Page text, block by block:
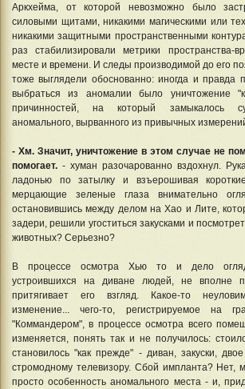
Аркхейма, от которой невозможно было
силовыми щитами, никакими магическими или
никакими защитными пространственными
раз стабилизировали метрики пространства-
месте и времени. И следы производимой до его
тоже выглядели обоснованно: иногда и правда
выбраться из аномалии было уничтожение
причинностей, на который замыкалось
аномального, вырванного из привычных
- Хм. Значит, уничтожение в этом случае не
помогает. - хуман разочарованно вздохнул.
ладонью по затылку и взъерошивая
мерцающие зеленые глаза внимательно
остановившись между делом на Хао и Лите,
задери, решили угоститься закусками и
животных? Серьезно?
В процессе осмотра Хью то и дело
устроившихся на диване людей, не вполне
притягивает его взгляд. Какое-то
изменение... чего-то, регистрируемое на
"Коммандером", в процессе осмотра всего
изменяется, понять так и не получилось:
становилось "как прежде" - диван, закуски,
стромодному телевизору. Сбой импланта? Нет,
просто особенность аномального места - и,